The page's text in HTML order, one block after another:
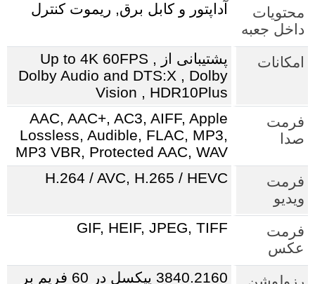
محتویات
داخل جعبه
آداپتور و کابل برق, ریموت کنترل
امکانات
پشتیبانی از Up to 4K 60FPS ,
Dolby Audio and DTS:X , Dolby
Vision , HDR10Plus
فرمت
صدا
AAC, AAC+, AC3, AIFF, Apple
Lossless, Audible, FLAC, MP3,
MP3 VBR, Protected AAC, WAV
فرمت
ویدیو
H.264 / AVC, H.265 / HEVC
فرمت
عکس
GIF, HEIF, JPEG, TIFF
3840.2160 پیکسل در 60 فریم بر